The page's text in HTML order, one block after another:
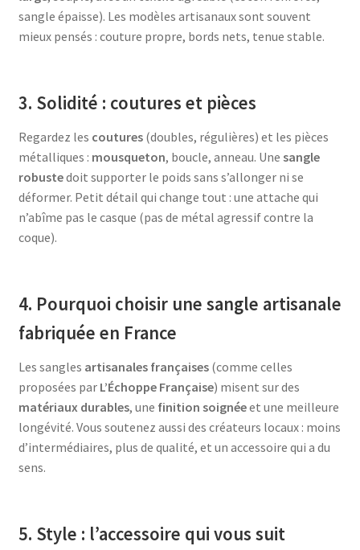
sangle épaisse). Les modèles artisanaux sont souvent
mieux pensés : couture propre, bords nets, tenue stable.
3. Solidité : coutures et pièces
Regardez les coutures(doubles, régulières) et les pièces
métalliques : mousqueton, boucle, anneau. Une sangle
robustedoit supporter le poids sans s’allonger ni se
déformer. Petit détail qui change tout : une attache qui
n’abîme pas le casque (pas de métal agressif contre la
coque).
4. Pourquoi choisir une sangle artisanale
fabriquée en France
Les sangles artisanales françaises(comme celles
proposées par L’Échoppe Française) misent sur des
matériaux durables, une finition soignéeet une meilleure
longévité. Vous soutenez aussi des créateurs locaux : moins
d’intermédiaires, plus de qualité, et un accessoire qui a du
sens.
5. Style : l’accessoire qui vous suit